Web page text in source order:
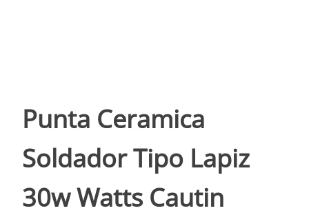
Punta Ceramica
Soldador Tipo Lapiz
30w Watts Cautin